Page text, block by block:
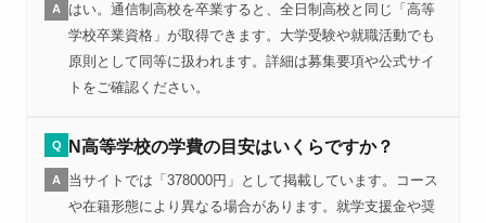
A
はい。通信制高校を卒業すると、全日制高校と同じ「高等
学校卒業資格」が取得できます。大学受験や就職活動でも
原則として同等に扱われます。詳細は募集要項や公式サイ
トをご確認ください。
Q N高等学校の学費の目安はいくらですか？
A
当サイトでは「378000円」として掲載しています。コース
や在籍形態により異なる場合があります。就学支援金や奨